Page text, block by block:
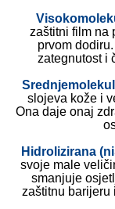
zaštitni film na
prvom
zategnutost i
slojeva kože i
Ona daje onaj
Hidrolizirana
svoje male
smanjuje
zaštitnu barijeru